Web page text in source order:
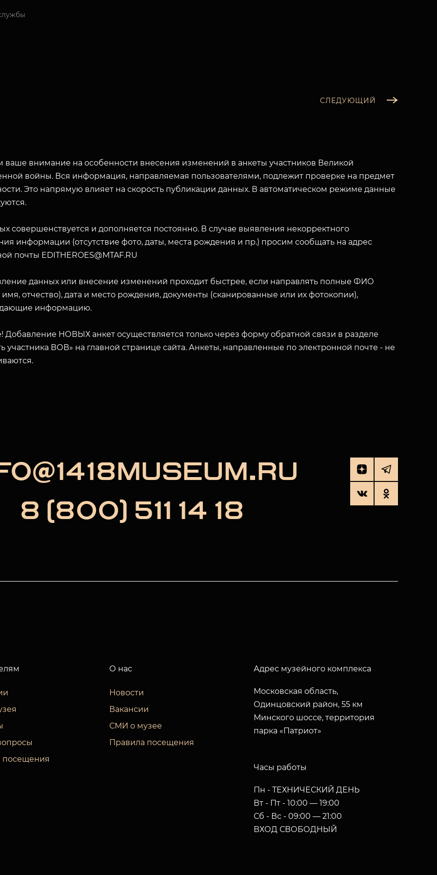
СЛЕДУЮЩИЙ
внимание на особенности внесения изменений в анкеты участников Великой
войны. Вся информация, направляемая пользователями, подлежит проверке на предмет
Это напрямую влияет на скорость публикации данных. В автоматическом режиме данные
совершенствуется и дополняется постоянно. В случае выявления некорректного
информации (отсутствие фото, даты, места рождения и пр.) просим сообщать на адрес
почты EDITHEROES@MTAF.RU
данных или внесение изменений проходит быстрее, если направлять полные ФИО
отчество), дата и место рождения, документы (сканированные или их фотокопии),
информацию.
Добавление НОВЫХ анкет осуществляется только через форму обратной связи в разделе
участника ВОВ» на главной странице сайта. Анкеты, направленные по электронной почте - не
8 (800) 511 14 18
посещения
О нас
Новости
Вакансии
СМИ о музее
Правила посещения
Адрес музейного комплекса
Московская область,
Одинцовский район, 55 км
Минского шоссе, территория
парка «Патриот»
Часы работы
Пн - ТЕХНИЧЕСКИЙ ДЕНЬ
Вт - Пт - 10:00 — 19:00
Сб - Вс - 09:00 — 21:00
ВХОД СВОБОДНЫЙ